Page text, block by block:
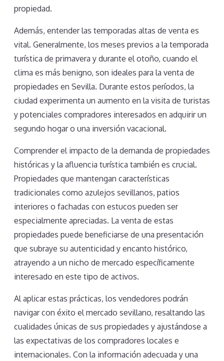
propiedad.
Además, entender las temporadas altas de venta es
vital. Generalmente, los meses previos a la temporada
turística de primavera y durante el otoño, cuando el
clima es más benigno, son ideales para la venta de
propiedades en Sevilla. Durante estos períodos, la
ciudad experimenta un aumento en la visita de turistas
y potenciales compradores interesados en adquirir un
segundo hogar o una inversión vacacional.
Comprender el impacto de la demanda de propiedades
históricas y la afluencia turística también es crucial.
Propiedades que mantengan características
tradicionales como azulejos sevillanos, patios
interiores o fachadas con estucos pueden ser
especialmente apreciadas. La venta de estas
propiedades puede beneficiarse de una presentación
que subraye su autenticidad y encanto histórico,
atrayendo a un nicho de mercado específicamente
interesado en este tipo de activos.
Al aplicar estas prácticas, los vendedores podrán
navigar con éxito el mercado sevillano, resaltando las
cualidades únicas de sus propiedades y ajustándose a
las expectativas de los compradores locales e
internacionales. Con la información adecuada y una